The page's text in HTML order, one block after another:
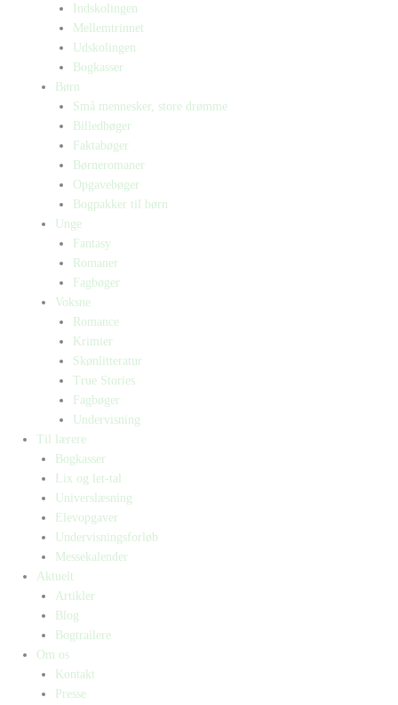
Indskolingen
Mellemtrinnet
Udskolingen
Bogkasser
Børn
Små mennesker, store drømme
Billedbøger
Faktabøger
Børneromaner
Opgavebøger
Bogpakker til børn
Unge
Fantasy
Romaner
Fagbøger
Voksne
Romance
Krimier
Skønlitteratur
True Stories
Fagbøger
Undervisning
Til lærere
Bogkasser
Lix og let-tal
Universlæsning
Elevopgaver
Undervisningsforløb
Messekalender
Aktuelt
Artikler
Blog
Bogtrailere
Om os
Kontakt
Presse